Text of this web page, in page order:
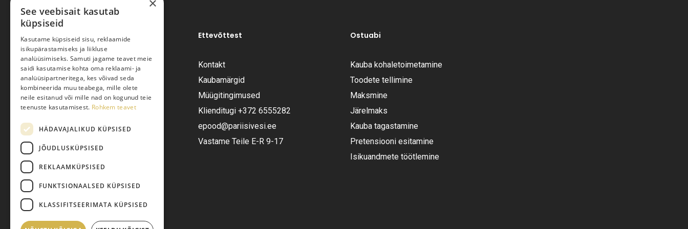
Pariisi Vesi OÜ
Tüve 54-2, Tallinn 13418
Telefon: +372 6555282
E-post: epood@pariisivesi.ee
Ettevõttest
Kontakt
Kaubamärgid
Müügitingimused
Klienditugi +372 6555282
epood@pariisivesi.ee
Vastame Teile E-R 9-17
Ostuabi
Kauba kohaletoimetamine
Toodete tellimine
Maksmine
Järelmaks
Kauba tagastamine
Pretensiooni esitamine
Isikuandmete töötlemine
See veebisait kasutab
küpsiseid
Kasutame küpsiseid sisu, reklaamide
isikupärastamiseks ja liikluse
analüüsimiseks. Samuti jagame teavet meie
saidi kasutamise kohta oma reklaami- ja
analüüsipartneritega, kes võivad seda
kombineerida muu teabega, mille olete
neile esitanud või mille nad on kogunud teie
teenuste kasutamisest. Rohkem teavet
HÄDAVAJALIKUD KÜPSISED
JÕUDLUSKÜPSISED
REKLAAMKÜPSISED
FUNKTSIONAALSED KÜPSISED
KLASSIFITSEERIMATA KÜPSISED